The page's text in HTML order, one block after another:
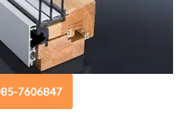
7606847